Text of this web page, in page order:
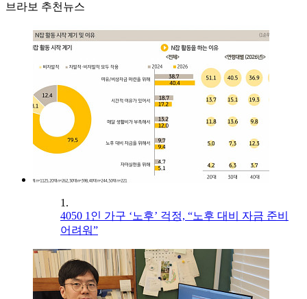
브라보 추천뉴스
1.
4050 1인 가구 ‘노후’ 걱정, “노후 대비 자금 준비
어려워”